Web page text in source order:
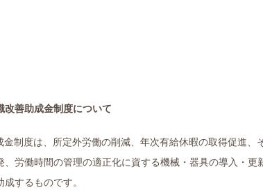
改善助成金制度について
金制度は、所定外労働の削減、年次有給休暇の取得促進
、労働時間の管理の適正化に資する機械・器具の導入・
するものです。